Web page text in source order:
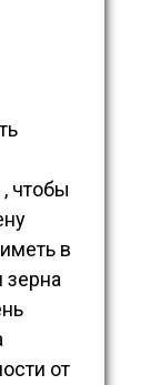
, чтобы
в
зерна
от